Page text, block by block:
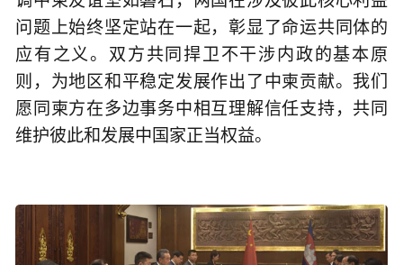
问题上始终坚定站在一起，彰显了命运共同体的
应有之义。双方共同捍卫不干涉内政的基本原
则，为地区和平稳定发展作出了中柬贡献。我们
愿同柬方在多边事务中相互理解信任支持，共同
维护彼此和发展中国家正当权益。